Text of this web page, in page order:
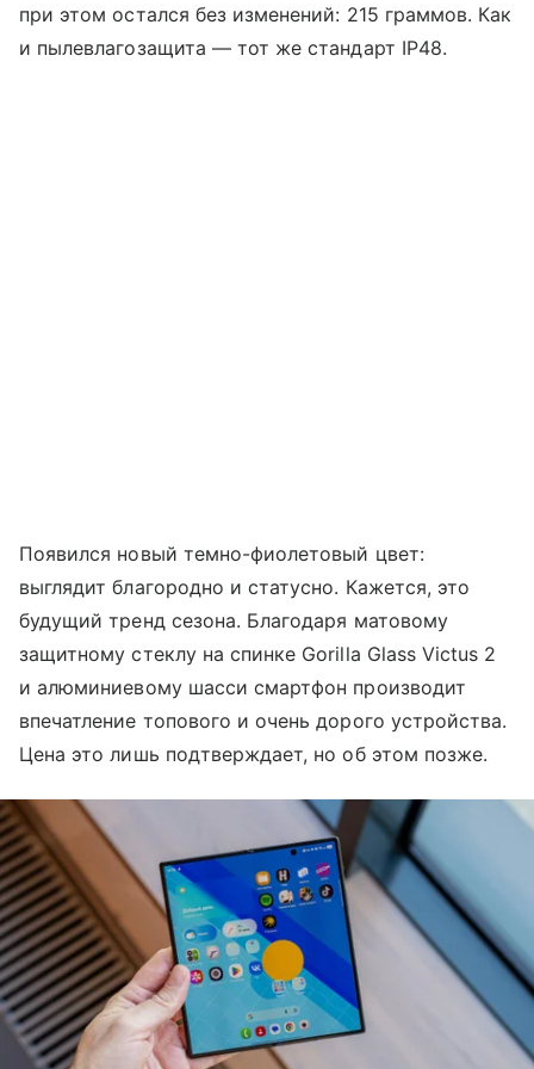
при этом остался без изменений: 215 граммов. Как
и пылевлагозащита — тот же стандарт IP48.
Появился новый темно-фиолетовый цвет:
выглядит благородно и статусно. Кажется, это
будущий тренд сезона. Благодаря матовому
защитному стеклу на спинке Gorilla Glass Victus 2
и алюминиевому шасси смартфон производит
впечатление топового и очень дорого устройства.
Цена это лишь подтверждает, но об этом позже.